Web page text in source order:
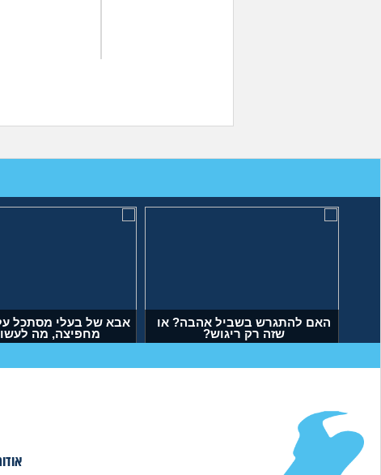
אבא של בעלי מסתכל
מחפיצה, מה
האם להתגרש בשביל אהבה? או
שזה רק ריגוש?
אודות|